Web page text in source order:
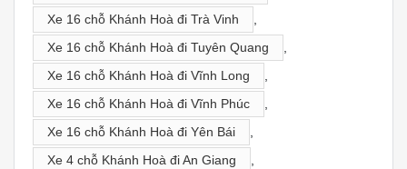
Xe 16 chỗ Khánh Hoà đi Trà Vinh
,
Xe 16 chỗ Khánh Hoà đi Tuyên Quang
,
Xe 16 chỗ Khánh Hoà đi Vĩnh Long
,
Xe 16 chỗ Khánh Hoà đi Vĩnh Phúc
,
Xe 16 chỗ Khánh Hoà đi Yên Bái
,
Xe 4 chỗ Khánh Hoà đi An Giang
,